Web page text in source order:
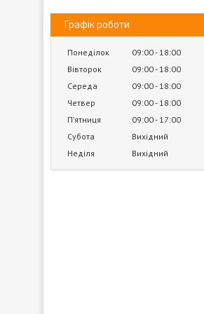
Графік роботи
Понеділок 09:00 18:00
Вівторок
09:00 18:00
Середа
09:00 18:00
Четвер
09:00 18:00
Пʼятниця
09:00 17:00
Субота
Вихідний
Неділя
Вихідний